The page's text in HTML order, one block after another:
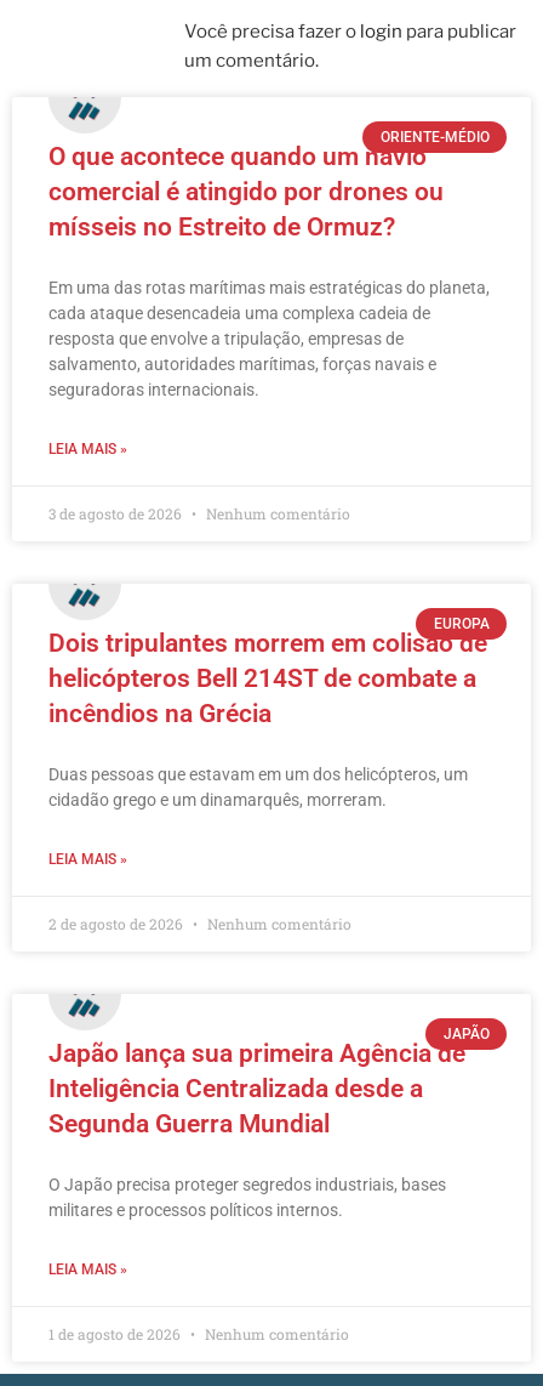
Você precisa fazer o login para publicar
um comentário.
ORIENTE-MÉDIO
O que acontece quando um navio
comercial é atingido por drones ou
mísseis no Estreito de Ormuz?
Em uma das rotas marítimas mais estratégicas do planeta,
cada ataque desencadeia uma complexa cadeia de
resposta que envolve a tripulação, empresas de
salvamento, autoridades marítimas, forças navais e
seguradoras internacionais.
LEIA MAIS »
3 de agosto de 2026 Nenhum comentário
EUROPA
Dois tripulantes morrem em colisão de
helicópteros Bell 214ST de combate a
incêndios na Grécia
Duas pessoas que estavam em um dos helicópteros, um
cidadão grego e um dinamarquês, morreram.
LEIA MAIS »
2 de agosto de 2026 Nenhum comentário
JAPÃO
Japão lança sua primeira Agência de
Inteligência Centralizada desde a
Segunda Guerra Mundial
O Japão precisa proteger segredos industriais, bases
militares e processos políticos internos.
LEIA MAIS »
1 de agosto de 2026 Nenhum comentário